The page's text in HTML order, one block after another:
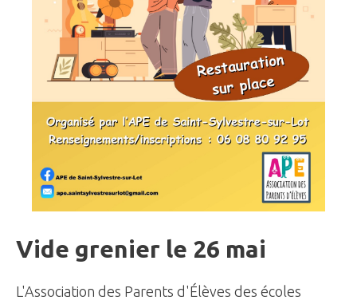
Vide grenier le 26 mai
L'Association des Parents d'Élèves des écoles